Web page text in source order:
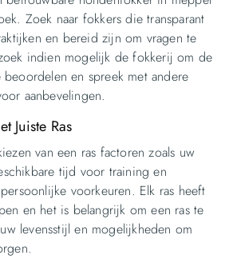
Zoek naar fokkers die transparant
en bereid zijn om vragen te
indien mogelijk de fokkerij om de
en spreek met andere
aanbevelingen.
Juiste Ras
van een ras factoren zoals uw
tijd voor training en
voorkeuren. Elk ras heeft
en het is belangrijk om een ras te
levensstijl en mogelijkheden om